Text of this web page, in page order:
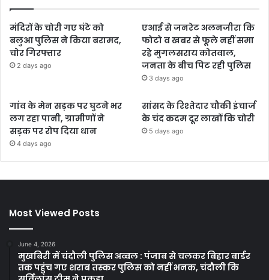
मंदिरों के चोरी गए घंटे को
बलुआ पुलिस ने किया बरामद,
चोर गिरफ्तार
2 days ago
एआई से जनरेट अलनजीरा कि
फोटो व खबर से फूले नहीं समा
रहे मुगलसराय कोतवाल,
जनता के बीच पिट रही पुलिस
3 days ago
गांव के मेन सड़क पर घुटने भर
लग रहा पानी, ग्रामीणों ने
सड़क पर रोप दिया धान
4 days ago
सांसद के रिश्तेदार चौकी इंचार्ज
के चंद कदम दूर लाखों कि चोरी
5 days ago
Most Viewed Posts
June 4, 2026
मुखबिरी में चंदौली पुलिस अव्वल : पंजाब से चलकर बिहार बार्डर
तक पहुंच गए शराब तस्कर पुलिस को नहीं भनक, चंदौली कि